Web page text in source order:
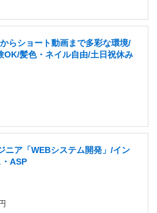
らショート動画まで多彩な環境/
OK/髪色・ネイル自由/土日祝休み
ニア「WEBシステム開発」/イン
ASP